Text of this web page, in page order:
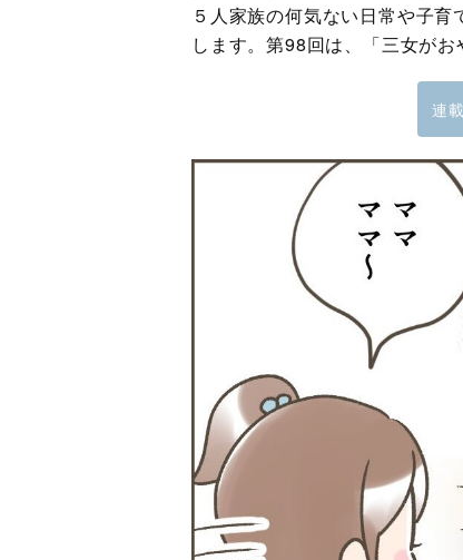
５人家族の何気ない日常や子
します。第98回は、「三女が
連